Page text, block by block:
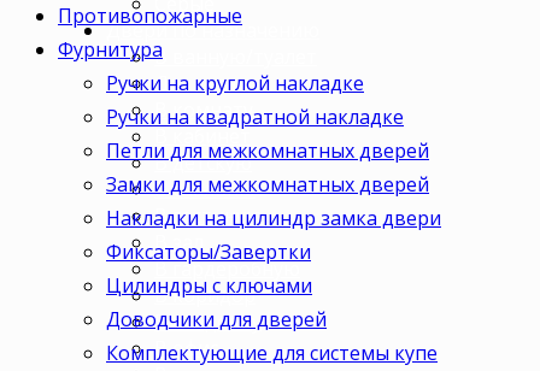
Двери по назначению
В ванную/туалет
Для кухни
В комнату
В кабинет
В детскую
В спальню
В гостиную
В зал
В гардеробную
В коридор
В кладовку
В офис
Противопожарные
Фурнитура
Ручки на круглой накладке
Ручки на квадратной накладке
Петли для межкомнатных дверей
Замки для межкомнатных дверей
Накладки на цилиндр замка двери
Фиксаторы/Завертки
Цилиндры с ключами
Доводчики для дверей
Комплектующие для системы купе